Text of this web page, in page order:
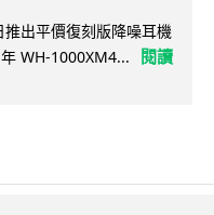
出平價復刻版降噪耳機
WH-1000XM4...
閱讀